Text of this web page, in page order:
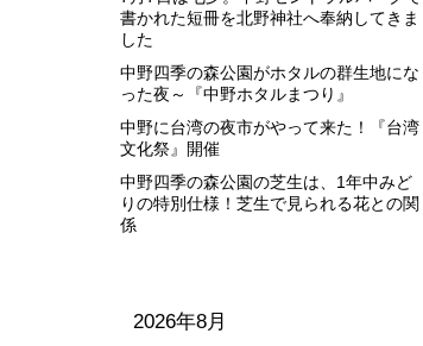
書かれた短冊を北野神社へ奉納してきま
した
中野四季の森公園がホタルの群生地にな
った夜～『中野ホタルまつり』
中野に台湾の夜市がやって来た！『台湾
文化祭』開催
中野四季の森公園の芝生は、1年中みど
りの特別仕様！芝生で見られる花との関
係
2026年8月